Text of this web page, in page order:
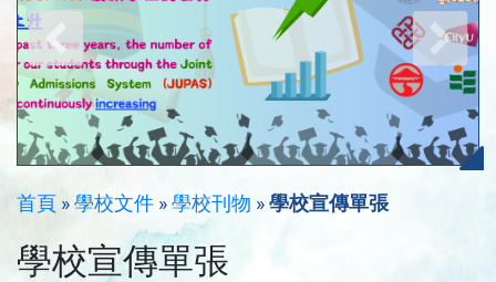
首頁 »學校文件 »學校刊物 »學校宣傳單張
學校宣傳單張